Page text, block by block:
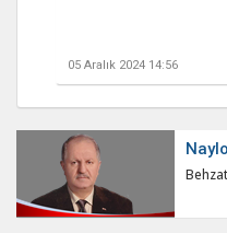
05 Aralık 2024 14:56